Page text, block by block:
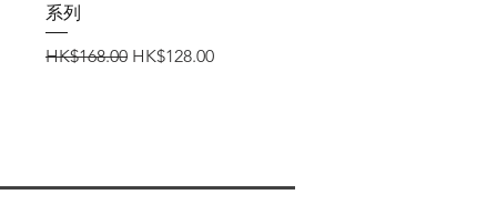
系列
一般價格
HK$168.00 促銷價格
HK$128.00